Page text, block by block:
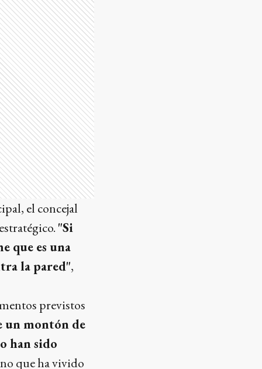
el concejal
"Si
que es una
la pared",
previstos
un montón de
han sido
que ha vivido